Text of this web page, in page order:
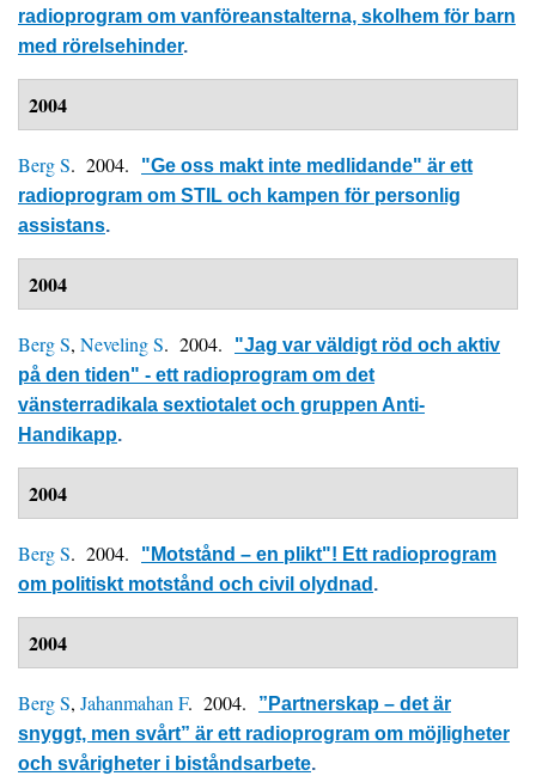
radioprogram om vanföreanstalterna, skolhem för barn
med rörelsehinder.
2004
Berg S. 2004.
"Ge oss makt inte medlidande" är ett
radioprogram om STIL och kampen för personlig
assistans.
2004
Berg S, Neveling S. 2004.
"Jag var väldigt röd och aktiv
på den tiden" - ett radioprogram om det
vänsterradikala sextiotalet och gruppen Anti-
Handikapp.
2004
Berg S. 2004.
"Motstånd – en plikt"! Ett radioprogram
om politiskt motstånd och civil olydnad .
2004
Berg S, Jahanmahan F. 2004.
”Partnerskap – det är
snyggt, men svårt” är ett radioprogram om möjligheter
och svårigheter i biståndsarbete.